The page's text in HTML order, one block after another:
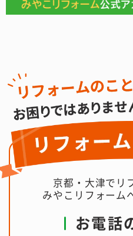
京都・大津でリ
みやこリフォーム
お電話